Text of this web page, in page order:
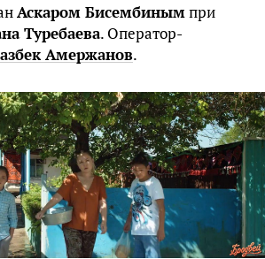
Аскаром Бисембиным при
Туребаева. Оператор-
Амержанов.